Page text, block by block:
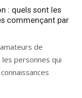
: quels sont les
commençant par
de
personnes qui